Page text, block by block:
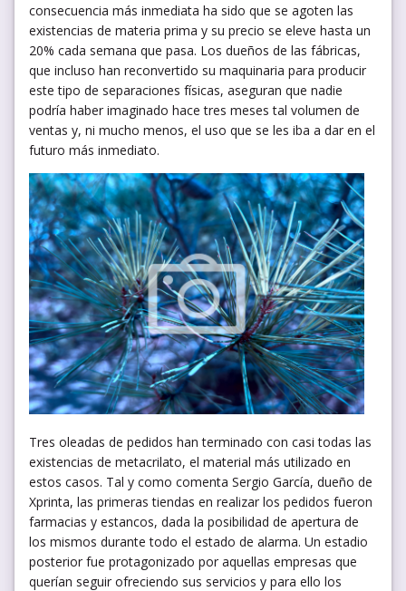
consecuencia más inmediata ha sido que se agoten las
existencias de materia prima y su precio se eleve hasta un
20% cada semana que pasa. Los dueños de las fábricas,
que incluso han reconvertido su maquinaria para producir
este tipo de separaciones físicas, aseguran que nadie
podría haber imaginado hace tres meses tal volumen de
ventas y, ni mucho menos, el uso que se les iba a dar en el
futuro más inmediato.
Tres oleadas de pedidos han terminado con casi todas las
existencias de metacrilato, el material más utilizado en
estos casos. Tal y como comenta Sergio García, dueño de
Xprinta, las primeras tiendas en realizar los pedidos fueron
farmacias y estancos, dada la posibilidad de apertura de
los mismos durante todo el estado de alarma. Un estadio
posterior fue protagonizado por aquellas empresas que
querían seguir ofreciendo sus servicios y para ello los